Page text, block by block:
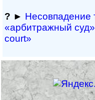
? ► Несовпадение
«арбитражный
court»